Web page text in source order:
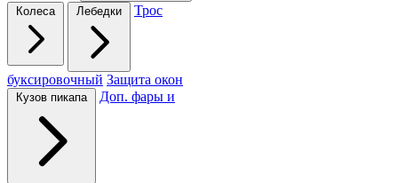
Колеса Лебедки Трос
буксировочный Защита окон
Кузов пикапа Доп. фары и